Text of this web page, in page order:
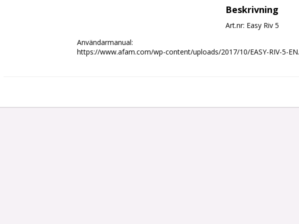
Beskrivning
Art.nr: Easy Riv 5
Användarmanual:
https://www.afam.com/wp-content/uploads/2017/10/EASY-RIV-5-